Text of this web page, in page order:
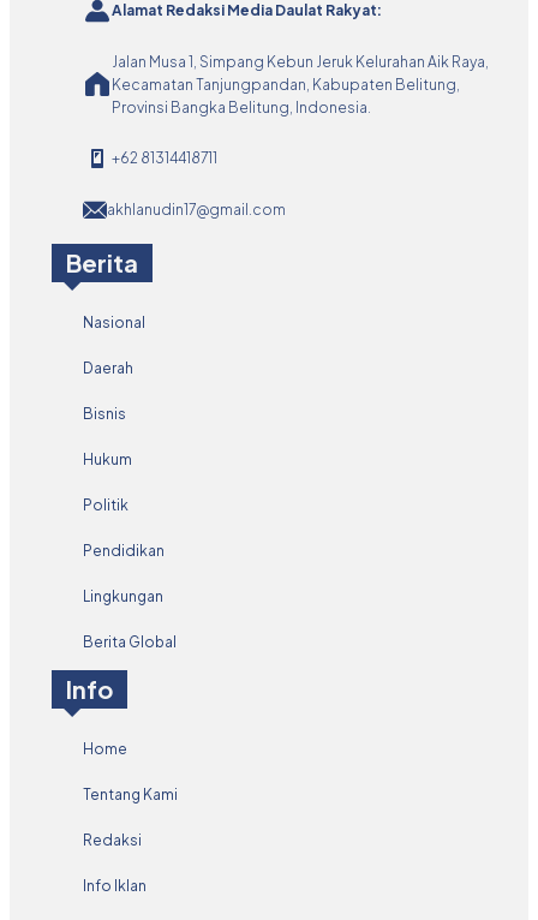
Alamat Redaksi Media Daulat Rakyat:
Jalan Musa 1, Simpang Kebun Jeruk Kelurahan Aik Raya,
Kecamatan Tanjungpandan, Kabupaten Belitung,
Provinsi Bangka Belitung, Indonesia.
+62 81314418711
akhlanudin17@gmail.com
Berita
Nasional
Daerah
Bisnis
Hukum
Politik
Pendidikan
Lingkungan
Berita Global
Info
Home
Tentang Kami
Redaksi
Info Iklan